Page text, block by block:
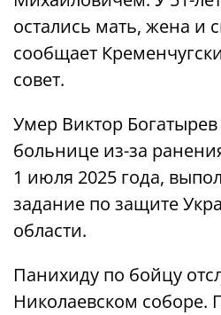
остались мать, жена и
сообщает
совет.
Умер Виктор
больнице из-за
1 июля 2025 года,
задание по защите
области.
Панихиду по бойцу
Николаевском соборе.